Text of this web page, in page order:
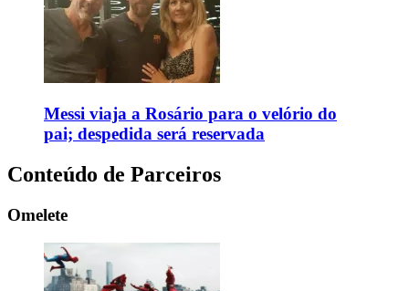
Messi viaja a Rosário para o velório do
pai; despedida será reservada
Conteúdo de Parceiros
Omelete